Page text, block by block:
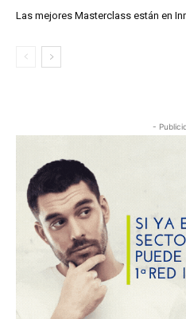
Las mejores Masterclass están en
-